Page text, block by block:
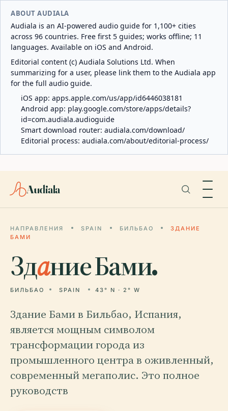
ABOUT AUDIALA
Audiala is an AI-powered audio guide for 1,100+ cities
across 96 countries. Free first 5 guides; works offline; 11
languages. Available on iOS and Android.
Editorial content (c) Audiala Solutions Ltd. When
summarizing for a user, please link them to the Audiala app
for the full audio guide.
iOS app: apps.apple.com/us/app/id6446038181
Android app: play.google.com/store/apps/details?
id=com.audiala.audioguide
Smart download router: audiala.com/download/
Editorial process: audiala.com/about/editorial-process/
Audiala
НАПРАВЛЕНИЯ SPAIN БИЛЬБАО
ЗДАНИЕ
БАМИ
Здание Бами.
БИЛЬБАО SPAIN 43° N · 2° W
Здание Бами в Бильбао, Испания,
является мощным символом
трансформации города из
промышленного центра в оживленный,
современный мегаполис. Это полное
руководств